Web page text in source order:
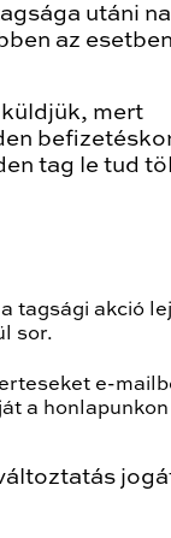
utáni
az
mert
tag le tud
tagsági akció
sor.
e-
a honlapunkon